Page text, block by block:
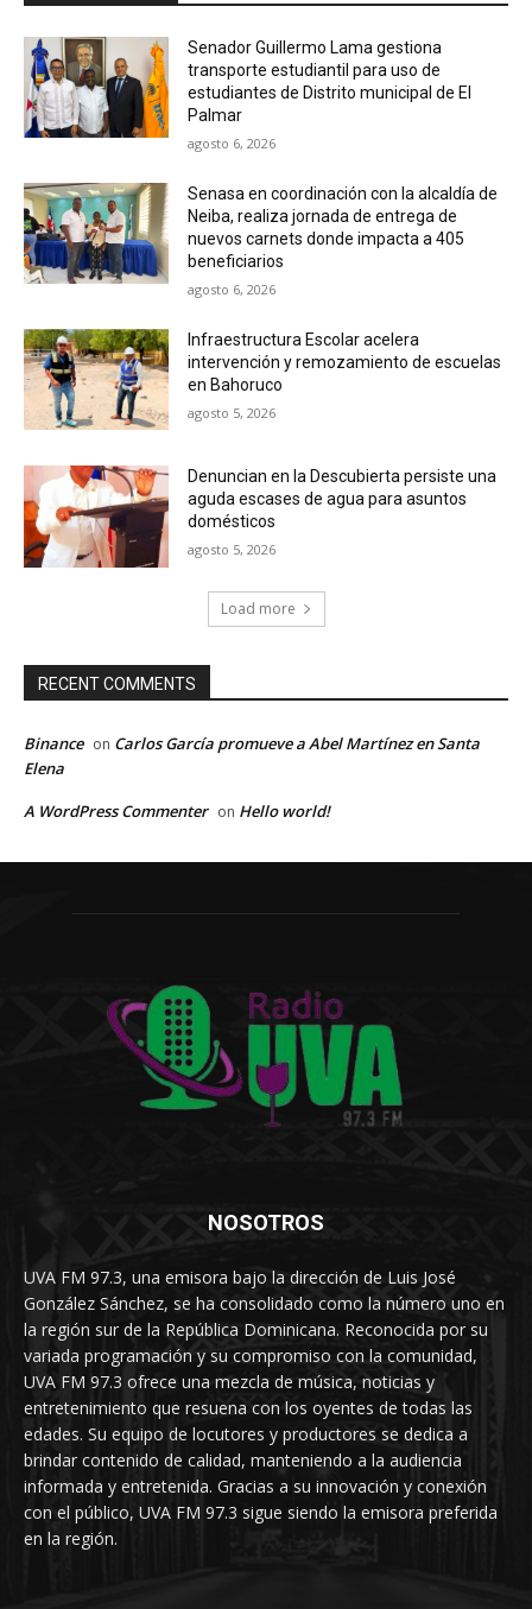
Senador Guillermo Lama gestiona
transporte estudiantil para uso de
estudiantes de Distrito municipal de El
Palmar
agosto 6, 2026
Senasa en coordinación con la alcaldía de
Neiba, realiza jornada de entrega de
nuevos carnets donde impacta a 405
beneficiarios
agosto 6, 2026
Infraestructura Escolar acelera
intervención y remozamiento de escuelas
en Bahoruco
agosto 5, 2026
Denuncian en la Descubierta persiste una
aguda escases de agua para asuntos
domésticos
agosto 5, 2026
Load more
RECENT COMMENTS
Binance on Carlos García promueve a Abel Martínez en Santa
Elena
A WordPress Commenter on Hello world!
NOSOTROS
UVA FM 97.3, una emisora bajo la dirección de Luis José
González Sánchez, se ha consolidado como la número uno en
la región sur de la República Dominicana. Reconocida por su
variada programación y su compromiso con la comunidad,
UVA FM 97.3 ofrece una mezcla de música, noticias y
entretenimiento que resuena con los oyentes de todas las
edades. Su equipo de locutores y productores se dedica a
brindar contenido de calidad, manteniendo a la audiencia
informada y entretenida. Gracias a su innovación y conexión
con el público, UVA FM 97.3 sigue siendo la emisora preferida
en la región.